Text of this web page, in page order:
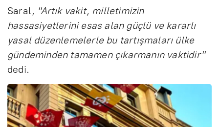
Saral, "Artık vakit, milletimizin
hassasiyetlerini esas alan güçlü ve kararlı
yasal düzenlemelerle bu tartışmaları ülke
gündeminden tamamen çıkarmanın vaktidir"
dedi.